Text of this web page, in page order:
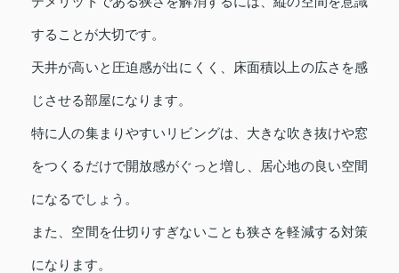
することが大切です。
天井が高いと圧迫感が出にくく、床面積以上の広さを感
じさせる部屋になります。
特に人の集まりやすいリビングは、大きな吹き抜けや窓
をつくるだけで開放感がぐっと増し、居心地の良い空間
になるでしょう。
また、空間を仕切りすぎないことも狭さを軽減する対策
になります。